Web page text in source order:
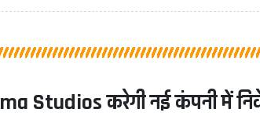
Studios करेगी नई कंपनी में